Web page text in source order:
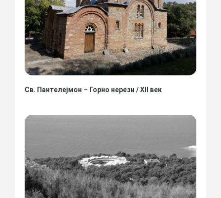
Св. Пантелејмон – Горно нерези / XII век